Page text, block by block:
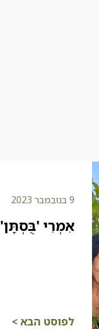
9 בנובמבר 2023
אִמְרִי 'בֻּסְתָּן'
לפוסט הבא >